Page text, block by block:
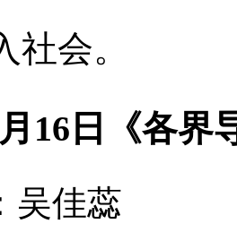
社会。
16日《各界
吴佳蕊